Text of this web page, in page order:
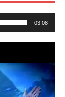
03:08